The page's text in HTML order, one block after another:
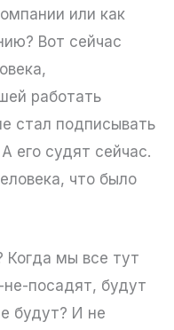
или как
Вот сейчас
работать
стал подписывать
его судят сейчас.
что было
Когда мы все тут
посадят, будут
будут? И не